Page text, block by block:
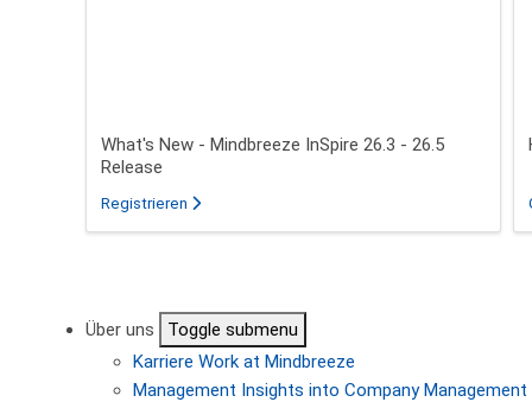
What's New - Mindbreeze InSpire 26.3 - 26.5
Release
Registrieren für das Webinar über What's New - Mindbreeze
Über uns
Toggle submenu
Karriere Work at Mindbreeze
Management Insights into Company Management